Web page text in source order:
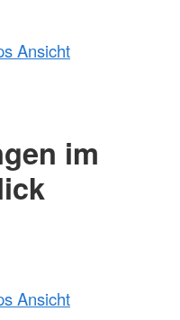
Ansicht
im
Ansicht